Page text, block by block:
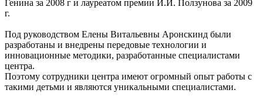
Генина за 2008 г и лауреатом премии И.И. Ползунова за 2009
г.
Под руководством Елены Витальевны Аронскинд были
разработаны и внедрены передовые технологии и
инновационные методики, разработанные специалистами
центра.
Поэтому сотрудники центра имеют огромный опыт работы с
такими детьми и являются уникальными специалистами.